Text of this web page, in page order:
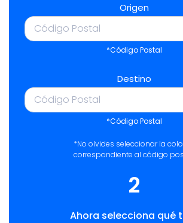
Origen
*Código Postal
Destino
*Código Postal
*No olvides seleccionar la
correspondiente al código
2
Ahora selecciona qué